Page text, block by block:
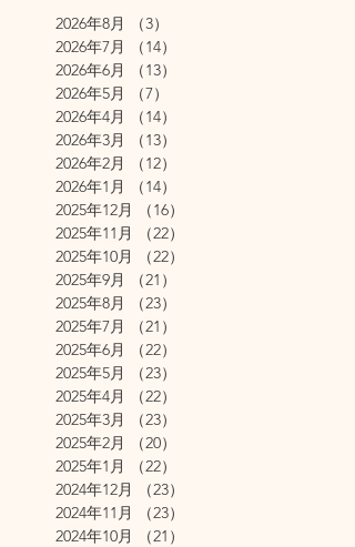
2026年8月
（3）
2026年7月
（14）
2026年6月
（13）
2026年5月
（7）
2026年4月
（14）
2026年3月
（13）
2026年2月
（12）
2026年1月
（14）
2025年12月
（16）
2025年11月
（22）
2025年10月
（22）
2025年9月
（21）
2025年8月
（23）
2025年7月
（21）
2025年6月
（22）
2025年5月
（23）
2025年4月
（22）
2025年3月
（23）
2025年2月
（20）
2025年1月
（22）
2024年12月
（23）
2024年11月
（23）
2024年10月
（21）